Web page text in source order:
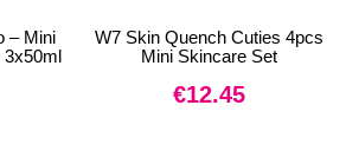
– Mini
3x50ml
W7 Skin Quench Cuties 4pcs
Mini Skincare Set
€12.45